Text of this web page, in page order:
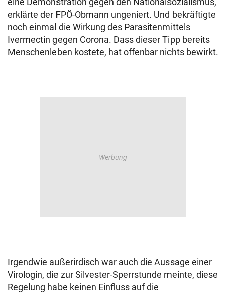
erklärte der FPÖ-Obmann ungeniert. Und bekräftigte
noch einmal die Wirkung des Parasitenmittels
Ivermectin gegen Corona. Dass dieser Tipp bereits
Menschenleben kostete, hat offenbar nichts bewirkt.
Irgendwie außerirdisch war auch die Aussage einer
Virologin, die zur Silvester-Sperrstunde meinte, diese
Regelung habe keinen Einfluss auf die